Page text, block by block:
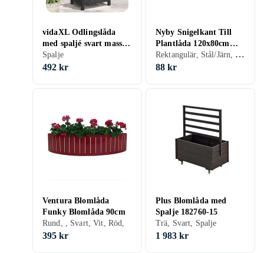
vidaXL Odlingslåda
med spaljé svart massivt
granträ 365475
Spalje
492 kr
Nyby Snigelkant Till
Plantlåda 120x80cm
(Silver)
Rektangulär, Stål/Järn, Trä/natur
88 kr
Ventura Blomlåda
Funky Blomlåda 90cm
Rund, , Svart, Vit, Röd,
395 kr
Plus Blomlåda med
Spalje 182760-15
Trä, Svart, Spalje
1 983 kr